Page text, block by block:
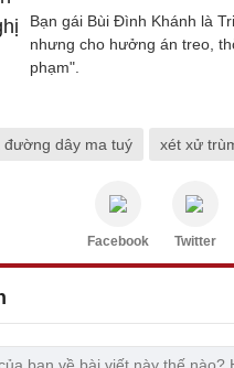
Bạn gái Bùi Đình Khánh là
nhưng cho hưởng án treo,
phạm".
đường dây ma tuý xét xử
Facebook Twitter